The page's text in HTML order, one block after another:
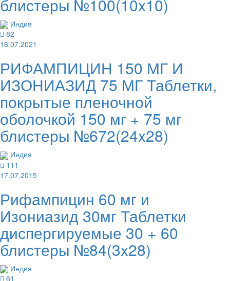
блистеры №100(10x10)
Индия
82
16.07.2021
РИФАМПИЦИН 150 МГ И
ИЗОНИАЗИД 75 МГ Таблетки,
покрытые пленочной
оболочкой 150 мг + 75 мг
блистеры №672(24x28)
Индия
111
17.07.2015
Рифампицин 60 мг и
Изониазид 30мг Таблетки
диспергируемые 30 + 60
блистеры №84(3x28)
Индия
61